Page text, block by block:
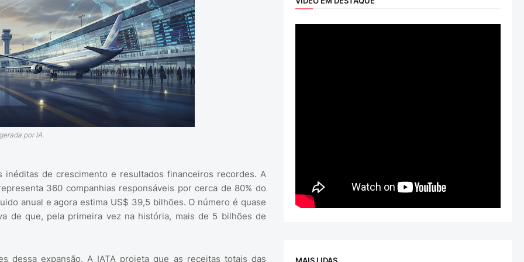
por IA.
de crescimento e resultados financeiros recordes. A
360 companhias responsáveis por cerca de 80% do
anual e agora estima US$ 39,5 bilhões. O número é quase
de que, pela primeira vez na história, mais de 5 bilhões de
dessa expansão. A IATA projeta que as receitas totais das MAIS LIDAS